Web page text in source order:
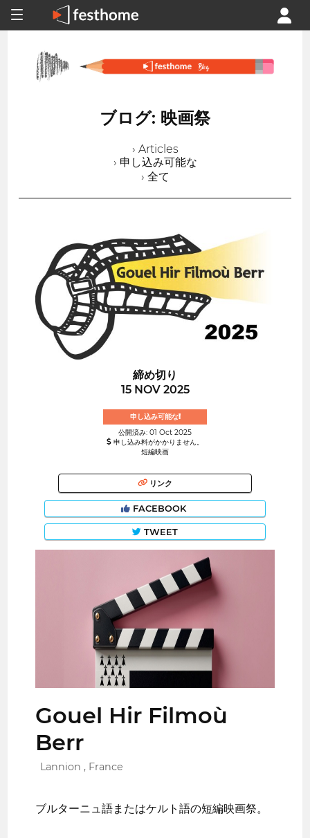
ブログ: 映画祭
› Articles
› 申し込み可能な
› 全て
締め切り
15 NOV 2025
申し込み可能な!
公開済み: 01 Oct 2025
申し込み料がかかりません。
短編映画
リンク
FACEBOOK
TWEET
Gouel Hir Filmoù
Berr
Lannion , France
ブルターニュ語またはケルト語の短編映画祭。